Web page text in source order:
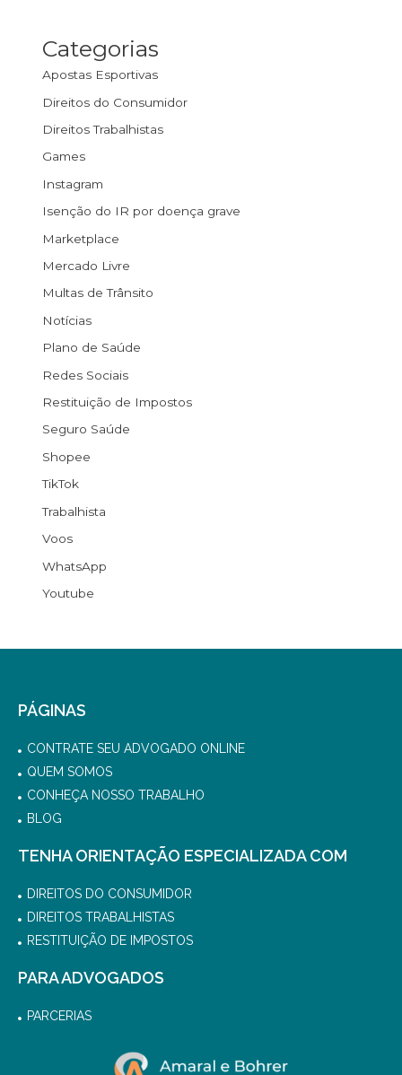
Categorias
Apostas Esportivas
Direitos do Consumidor
Direitos Trabalhistas
Games
Instagram
Isenção do IR por doença grave
Marketplace
Mercado Livre
Multas de Trânsito
Notícias
Plano de Saúde
Redes Sociais
Restituição de Impostos
Seguro Saúde
Shopee
TikTok
Trabalhista
Voos
WhatsApp
Youtube
PÁGINAS
CONTRATE SEU ADVOGADO ONLINE
QUEM SOMOS
CONHEÇA NOSSO TRABALHO
BLOG
TENHA ORIENTAÇÃO ESPECIALIZADA COM
DIREITOS DO CONSUMIDOR
DIREITOS TRABALHISTAS
RESTITUIÇÃO DE IMPOSTOS
PARA ADVOGADOS
PARCERIAS